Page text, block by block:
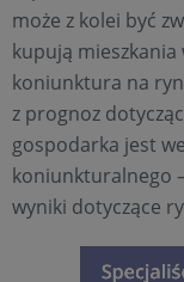
może z kolei być
kupują
koniunktura na
z prognoz
gospodarka jest
koniunkturalnego
wyniki dotyczące